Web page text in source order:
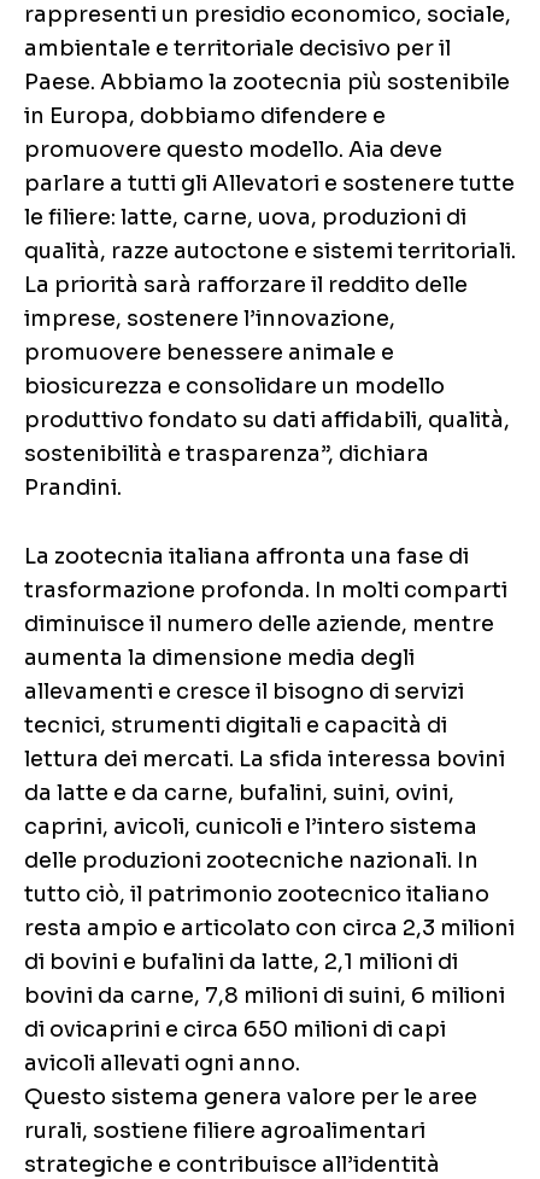
rappresenti un presidio economico, sociale,
ambientale e territoriale decisivo per il
Paese. Abbiamo la zootecnia più sostenibile
in Europa, dobbiamo difendere e
promuovere questo modello. Aia deve
parlare a tutti gli Allevatori e sostenere tutte
le filiere: latte, carne, uova, produzioni di
qualità, razze autoctone e sistemi territoriali.
La priorità sarà rafforzare il reddito delle
imprese, sostenere l’innovazione,
promuovere benessere animale e
biosicurezza e consolidare un modello
produttivo fondato su dati affidabili, qualità,
sostenibilità e trasparenza”, dichiara
Prandini.
La zootecnia italiana affronta una fase di
trasformazione profonda. In molti comparti
diminuisce il numero delle aziende, mentre
aumenta la dimensione media degli
allevamenti e cresce il bisogno di servizi
tecnici, strumenti digitali e capacità di
lettura dei mercati. La sfida interessa bovini
da latte e da carne, bufalini, suini, ovini,
caprini, avicoli, cunicoli e l’intero sistema
delle produzioni zootecniche nazionali. In
tutto ciò, il patrimonio zootecnico italiano
resta ampio e articolato con circa 2,3 milioni
di bovini e bufalini da latte, 2,1 milioni di
bovini da carne, 7,8 milioni di suini, 6 milioni
di ovicaprini e circa 650 milioni di capi
avicoli allevati ogni anno.
Questo sistema genera valore per le aree
rurali, sostiene filiere agroalimentari
strategiche e contribuisce all’identità